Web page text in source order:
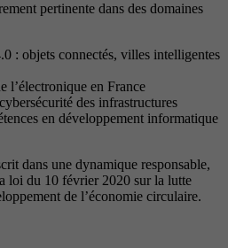
pertinente dans des domaines
: objets connectés, villes intelligentes
l’électronique en France
des infrastructures
en développement informatique
dans une dynamique responsable,
loi du 10 février 2020 sur la lutte
de l’économie circulaire.